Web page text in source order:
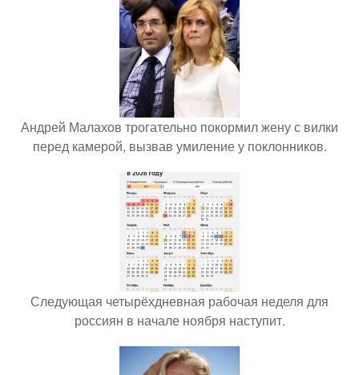
Андрей Малахов трогательно покормил жену с вилки
перед камерой, вызвав умиление у поклонников.
Следующая четырёхдневная рабочая неделя для
россиян в начале ноября наступит.